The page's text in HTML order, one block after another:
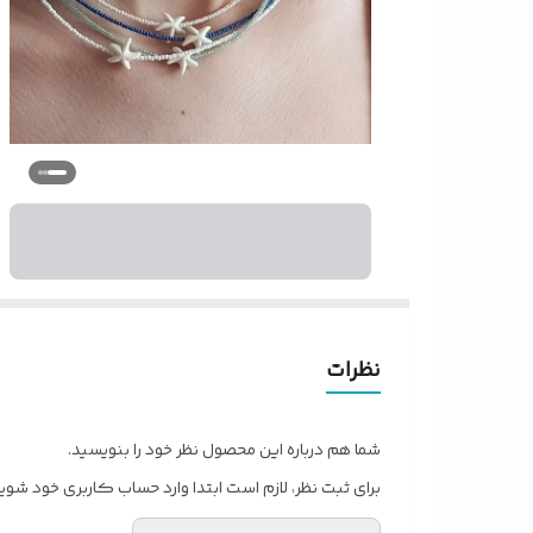
نظرات
شما هم درباره این محصول نظر خود را بنویسید.
برای ثبت نظر، لازم است ابتدا وارد حساب کاربری خود